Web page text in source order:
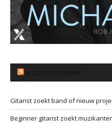
Gitarist zoekt band of nieuw
Beginner gitarist zoekt